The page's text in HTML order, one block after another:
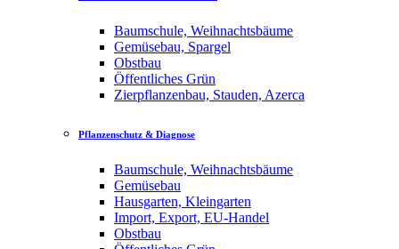
Baumschule, Weihnachtsbäume
Gemüsebau, Spargel
Obstbau
Öffentliches Grün
Zierpflanzenbau, Stauden, Azerca
Pflanzenschutz & Diagnose
Baumschule, Weihnachtsbäume
Gemüsebau
Hausgarten, Kleingarten
Import, Export, EU-Handel
Obstbau